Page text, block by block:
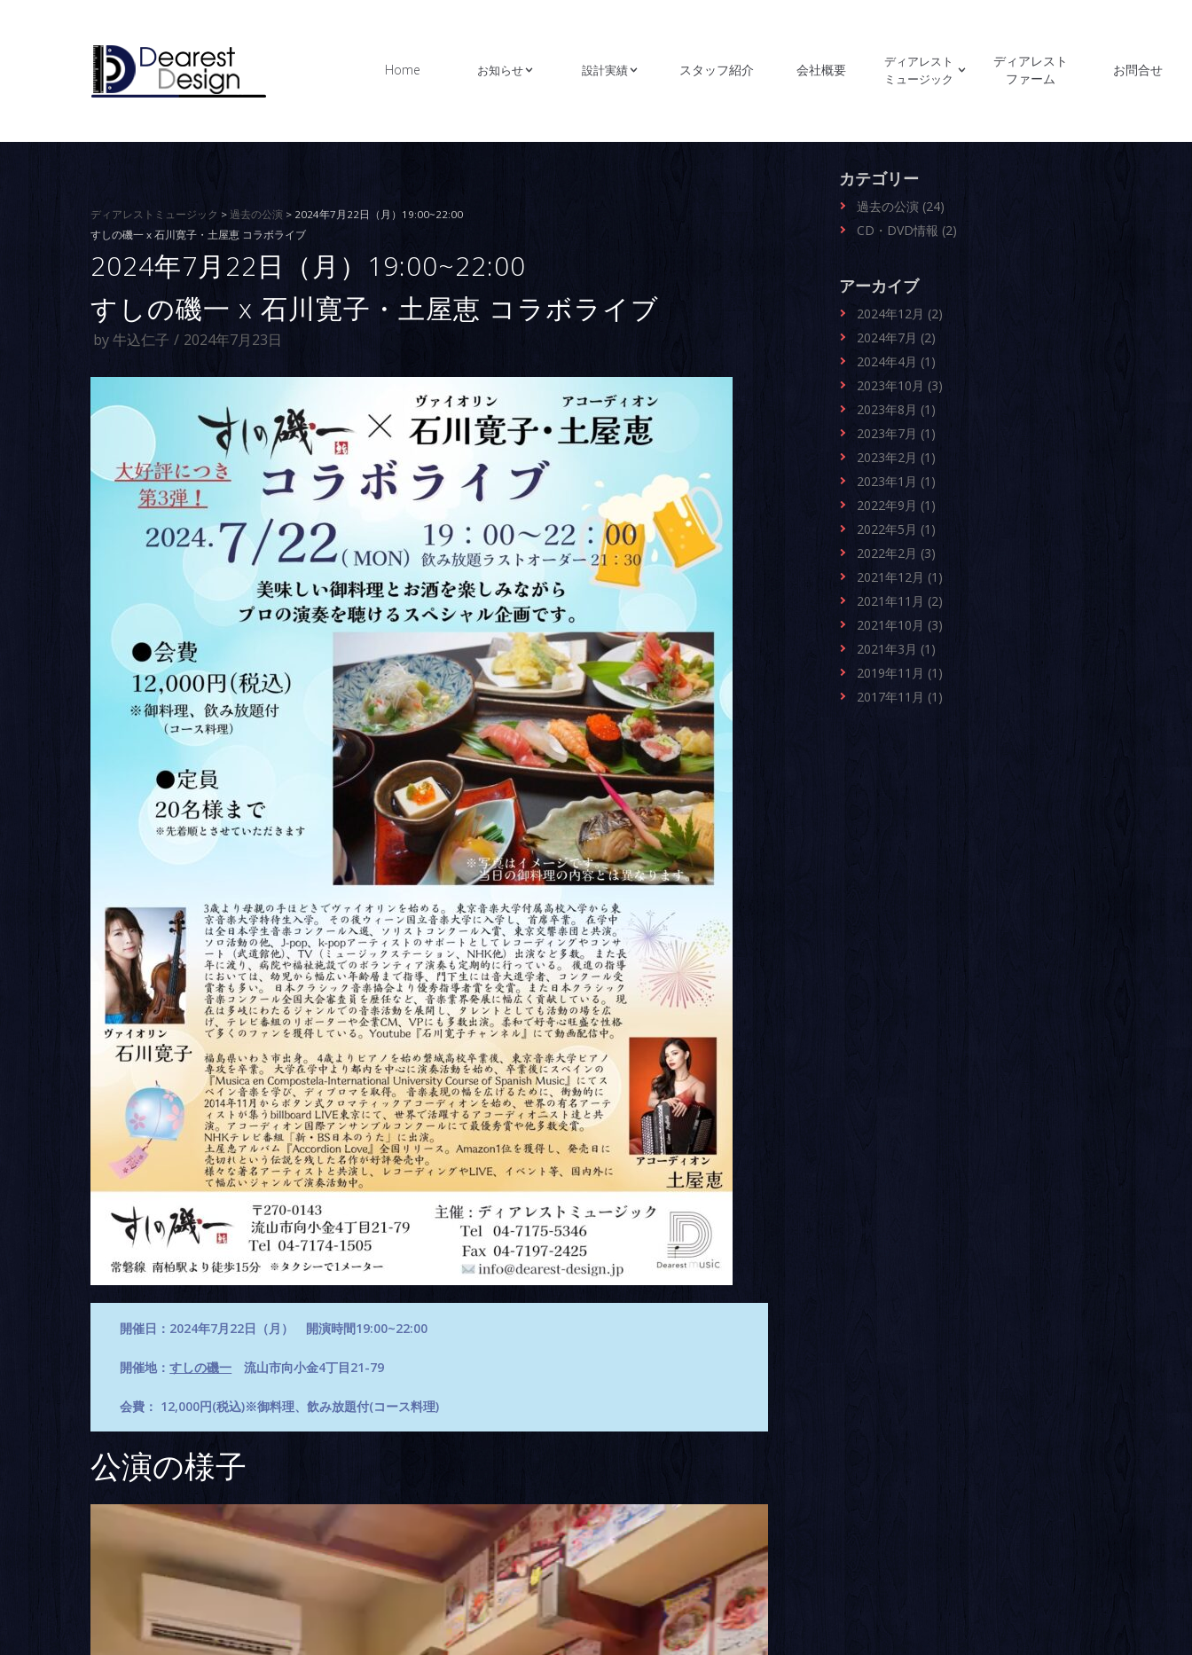
Home お知らせ 設計実績 スタッフ紹介 会社概要
ディアレスト
ミュージック
ディアレスト
ファーム
お問合せ
ディアレストミュージック > 過去の公演 > 2024年7月22日（月）19:00~22:00
すしの磯一 x 石川寛子・土屋恵 コラボライブ
2024年7月22日（月）19:00~22:00
すしの磯一 x 石川寛子・土屋恵 コラボライブ
by牛込仁子 2024年7月23日
開催日：2024年7月22日（月） 開演時間19:00~22:00
開催地：すしの磯一 流山市向小金4丁目21-79
会費： 12,000円(税込)※御料理、飲み放題付(コース料理)
公演の様子
カテゴリー
過去の公演 (24)
CD・DVD情報 (2)
アーカイブ
2024年12月 (2)
2024年7月 (2)
2024年4月 (1)
2023年10月 (3)
2023年8月 (1)
2023年7月 (1)
2023年2月 (1)
2023年1月 (1)
2022年9月 (1)
2022年5月 (1)
2022年2月 (3)
2021年12月 (1)
2021年11月 (2)
2021年10月 (3)
2021年3月 (1)
2019年11月 (1)
2017年11月 (1)